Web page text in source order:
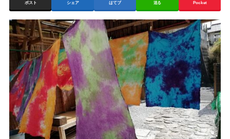
ポスト シェア はてブ 送る Pocket